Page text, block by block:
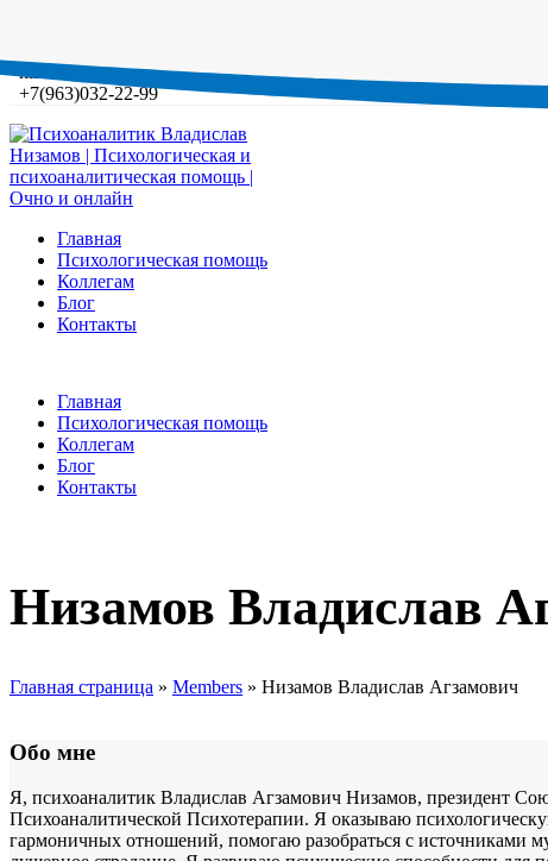
nizam_vlad@mail.ru
+7(963)032-22-99
Главная
Психологическая помощь
Коллегам
Блог
Контакты
Главная
Психологическая помощь
Коллегам
Блог
Контакты
Низамов Владислав
Главная страница » Members » Низамов Владислав Агзамович
Обо мне
Я, психоаналитик Владислав Агзамович Низамов, президент
Психоаналитической Психотерапии. Я оказываю
гармоничных отношений, помогаю разобраться с источниками